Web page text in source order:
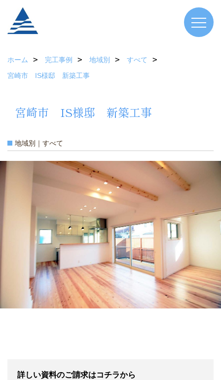
ホーム 完工事例 地域別
すべて
宮崎市 IS様邸 新築工事
宮崎市 IS様邸 新築工事
地域別｜すべて
詳しい資料のご請求はコチラから